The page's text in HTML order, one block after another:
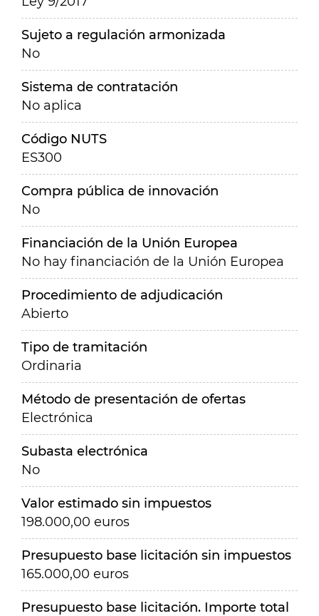
Sujeto a regulación armonizada
No
Sistema de contratación
No aplica
Código NUTS
ES300
Compra pública de innovación
No
Financiación de la Unión Europea
No hay financiación de la Unión Europea
Procedimiento de adjudicación
Abierto
Tipo de tramitación
Ordinaria
Método de presentación de ofertas
Electrónica
Subasta electrónica
No
Valor estimado sin impuestos
198.000,00 euros
Presupuesto base licitación sin impuestos
165.000,00 euros
Presupuesto base licitación. Importe total